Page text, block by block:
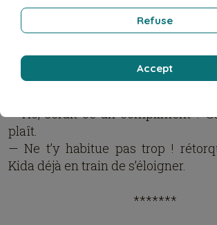
murmura :
— Je savais qu’ils pouvaient
encore lorsqu’il s’agit de combattre.
Boorman, surpris par l’attitude de
— Ho, serait-ce un compliment ?
plaît.
— Ne t’y habitue pas trop !
Kida déjà en train de s’éloigner.
*******
Refuse
Accept